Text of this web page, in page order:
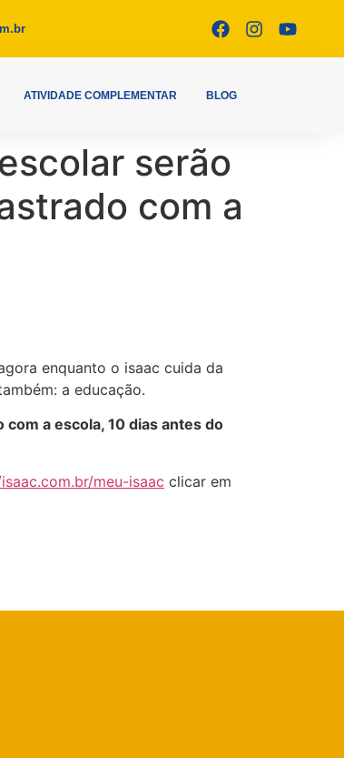
ATIVIDADE COMPLEMENTAR BLOG
serão
com a
enquanto o isaac cuida da
a educação.
a escola, 10 dias antes do
meu-isaac clicar em